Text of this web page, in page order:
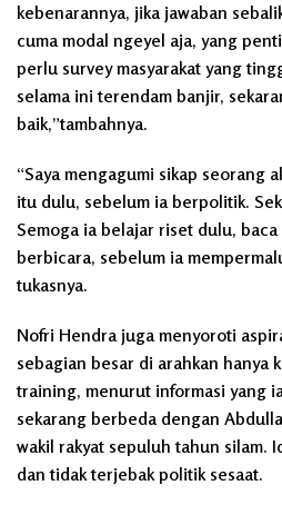
kebenarannya, jika jawaban
cuma modal ngeyel aja, yang
perlu survey masyarakat yang
selama ini terendam banjir,
baik,”tambahnya.
“Saya mengagumi sikap seorang
itu dulu, sebelum ia berpolitik.
Semoga ia belajar riset dulu,
berbicara, sebelum ia
tukasnya.
Nofri Hendra juga menyoroti
sebagian besar di arahkan hanya
training, menurut informasi yang
sekarang berbeda dengan
wakil rakyat sepuluh tahun silam.
dan tidak terjebak politik sesaat.